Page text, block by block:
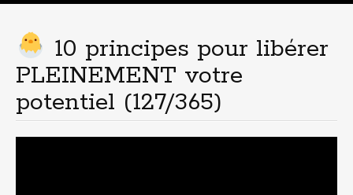
contenu
principal10 principes pour libérer
PLEINEMENT votre
potentiel (127/365)